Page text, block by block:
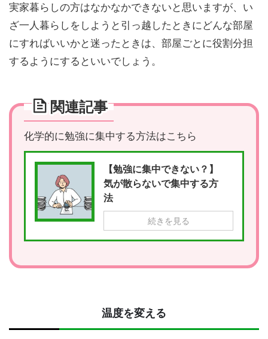
実家暮らしの方はなかなかできないと思いますが、い
ざ一人暮らしをしようと引っ越したときにどんな部屋
にすればいいかと迷ったときは、部屋ごとに役割分担
するようにするといいでしょう。
関連記事
化学的に勉強に集中する方法はこちら
【勉強に集中できない？】
気が散らないで集中する方
法
続きを見る
温度を変える